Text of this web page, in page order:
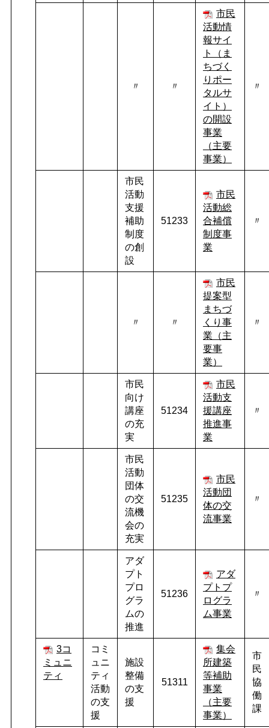
〃 〃
市民
活動情
報サイ
ト（ま
ちづく
りポー
タルサ
イト）
の開設
事業
（主要
事業）
〃
市民
活動
支援
補助
制度
の創
設
51233
市民
活動総
合補償
制度事
業
〃
〃 〃
市民
提案型
まちづ
くり事
業（主
要事
業）
〃
市民
向け
講座
の充
実
51234
市民
活動支
援講座
推進事
業
〃
市民
活動
団体
の交
流機
会の
充実
51235
市民
活動団
体の交
流事業
〃
アダ
プト
プロ
グラ
ムの
推進
51236
アダ
プトプ
ログラ
ム事業
〃
3コ
ミュニ
ティ
コミ
ュニ
ティ
活動
の支
援
施設
整備
の支
援
51311
集会
所建築
等補助
事業
（主要
事業）
市
民
協
働
課